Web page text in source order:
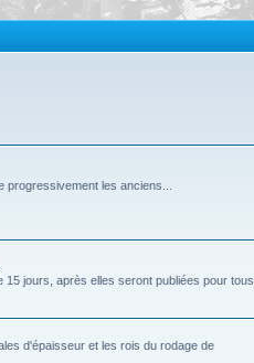
les anciens...
jours, après elles seront publiées pour tous
d'épaisseur et les rois du rodage de